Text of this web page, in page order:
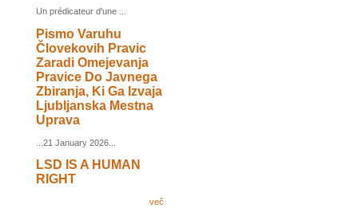
Un prédicateur d'une ...
Pismo Varuhu
Človekovih Pravic
Zaradi Omejevanja
Pravice Do Javnega
Zbiranja, Ki Ga Izvaja
Ljubljanska Mestna
Uprava
...21 January 2026...
LSD IS A HUMAN
RIGHT
več